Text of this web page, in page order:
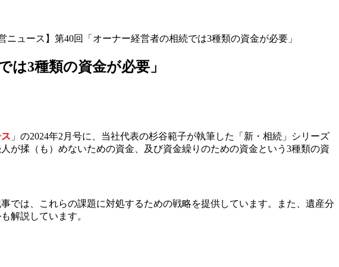
ニュース】第40回「オーナー経営者の相続では3種類の資金が必要」
は3種類の資金が必要」
」の2024年2月号に、当社代表の杉谷範子が執筆した「新・相続」シリーズ
が揉（も）めないための資金、及び資金繰りのための資金という3種類の資
では、これらの課題に対処するための戦略を提供しています。また、遺産分
解説しています。